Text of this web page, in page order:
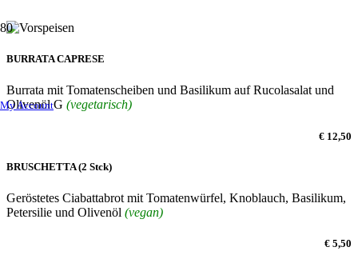
My Account
BURRATA CAPRESE
Burrata mit Tomatenscheiben und Basilikum auf Rucolasalat und
Olivenöl G (vegetarisch)
€ 12,50
BRUSCHETTA (2 Stck)
Geröstetes Ciabattabrot mit Tomatenwürfel, Knoblauch, Basilikum,
Petersilie und Olivenöl (vegan)
€ 5,50